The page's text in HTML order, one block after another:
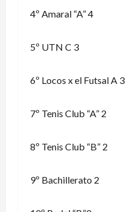
4º Amaral “A” 4
5º UTN C 3
6º Locos x el Futsal A 3
7º Tenis Club “A” 2
8º Tenis Club “B” 2
9º Bachillerato 2